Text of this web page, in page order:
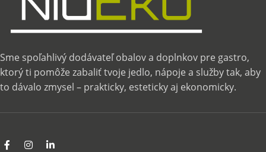
Sme spoľahlivý dodávateľ obalov a doplnkov pre gastro,
ktorý ti pomôže zabaliť tvoje jedlo, nápoje a služby tak, aby
to dávalo zmysel – prakticky, esteticky aj ekonomicky.